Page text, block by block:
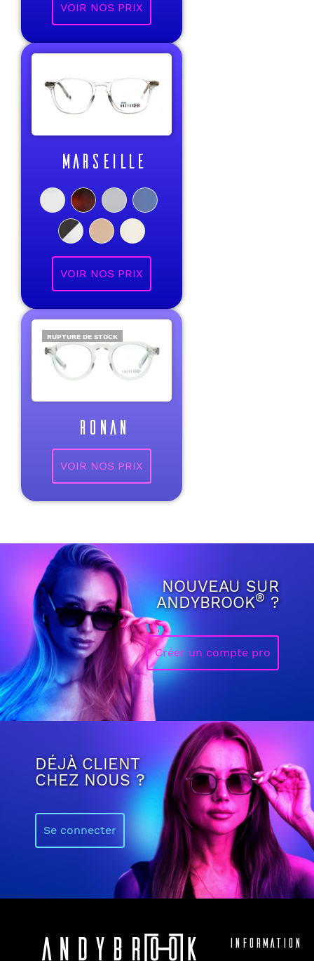
VOIR NOS PRIX
MARSEILLE
VOIR NOS PRIX
RUPTURE DE STOCK
RONAN
VOIR NOS PRIX
NOUVEAU SUR
ANDYBROOK®?
Créer un compte pro
DÉJÀ CLIENT
CHEZ NOUS ?
Se connecter
Information